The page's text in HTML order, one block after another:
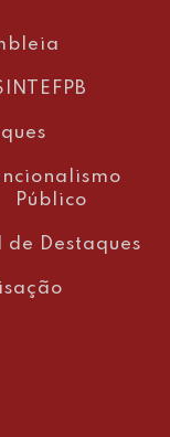
Público
de Destaques